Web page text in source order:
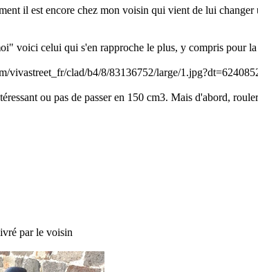
il est encore chez mon voisin qui vient de lui
voici celui qui s'en rapproche le plus, y compris pour
vivastreet_fr/clad/b4/8/83136752/large/
ou pas de passer en 150 cm3. Mais d'abord,
par le voisin